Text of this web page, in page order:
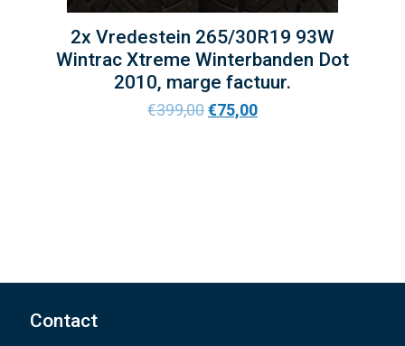
2x Vredestein 265/30R19 93W
Wintrac Xtreme Winterbanden Dot
2010, marge factuur.
€399,00€75,00
Contact